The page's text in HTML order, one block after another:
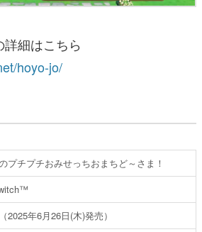
細はこちら
hoyo-jo/
プチプチおみせっちおまちど～さま！
2025年6月26日(木)発売）